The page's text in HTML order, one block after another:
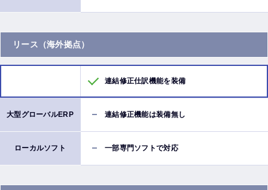
リース（海外拠点）
連結修正仕訳機能を装備
連結修正機能は装備無し
一部専門ソフトで対応